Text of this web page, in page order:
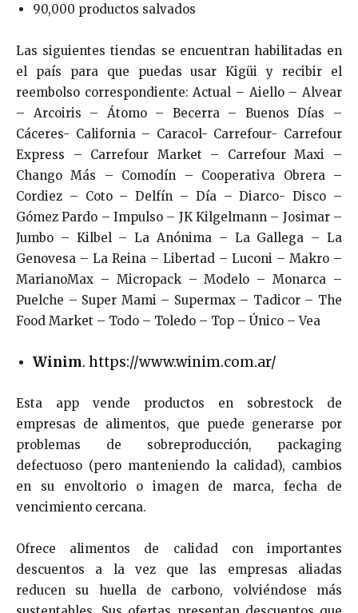
90,000 productos salvados
Las siguientes tiendas se encuentran habilitadas en
el país para que puedas usar Kigüi y recibir el
reembolso correspondiente: Actual – Aiello – Alvear
– Arcoiris – Átomo – Becerra – Buenos Días –
Cáceres- California – Caracol- Carrefour- Carrefour
Express – Carrefour Market – Carrefour Maxi –
Chango Más – Comodín – Cooperativa Obrera –
Cordiez – Coto – Delfín – Día – Diarco- Disco –
Gómez Pardo – Impulso – JK Kilgelmann – Josimar –
Jumbo – Kilbel – La Anónima – La Gallega – La
Genovesa – La Reina – Libertad – Luconi – Makro –
MarianoMax – Micropack – Modelo – Monarca –
Puelche – Super Mami – Supermax – Tadicor – The
Food Market – Todo – Toledo – Top – Único – Vea
Winim. https://www.winim.com.ar/
Esta app vende productos en sobrestock de
empresas de alimentos, que puede generarse por
problemas de sobreproducción, packaging
defectuoso (pero manteniendo la calidad), cambios
en su envoltorio o imagen de marca, fecha de
vencimiento cercana.
Ofrece alimentos de calidad con importantes
descuentos a la vez que las empresas aliadas
reducen su huella de carbono, volviéndose más